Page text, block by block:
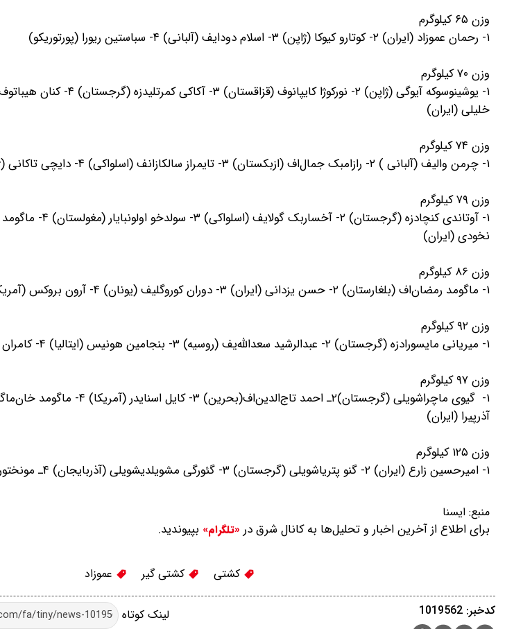
وزن ۶۵ کیلوگرم
۱- رحمان عموزاد (ایران) ۲- کوتارو کیوکا (ژاپن) ۳- اسلام دودایف (آلبانی) ۴- سباستین ریورا (پورتوریکو)
وزن ۷۰ کیلوگرم
خلیلی (ایران)
وزن ۷۴ کیلوگرم
۱- چرمن والیف (آلبانی ) ۲- رازامبک جمال‌اف (ازبکستان) ۳- تایمراز سالکازانف (اسلواکی) ۴- دایچی تاکانی (ژاپن) ۵- یونس امامی (ایران)
وزن ۷۹ کیلوگرم
نخودی (ایران)
وزن ۸۶ کیلوگرم
۱- ماگومد رمضان‌اف (بلغارستان) ۲- حسن یزدانی (ایران) ۳- دوران کوروگلیف (یونان) ۴- آرون بروکس (آمریکا)
وزن ۹۲ کیلوگرم
۱- میریانی مایسورادزه (گرجستان) ۲- عبدالرشید سعدالله‌یف (روسیه) ۳- بنجامین هونیس (ایتالیا) ۴- کامران قاسمپور (ایران)
وزن ۹۷ کیلوگرم
آذرپیرا (ایران)
وزن ۱۲۵ کیلوگرم
۱- امیرحسین زارع (ایران) ۲- گنو پتریاشویلی (گرجستان) ۳- گئورگی مشویلدیشویلی (آذربایجان) ۴ـ مونختورین لخاگوکرال (مغولستان)
منبع: ایسنا
برای اطلاع از آخرین اخبار و تحلیل‌ها به کانال شرق در «تلگرام» بپیوندید.
کشتی کشتی گیر عموزاد
لینک کوتاه کدخبر: 1019562